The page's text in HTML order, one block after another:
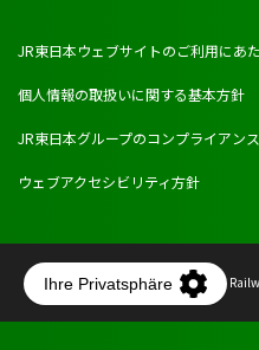
JR東日本ウェブサイトのご利用にあ
個人情報の取扱いに関する基本方針
JR東日本グループのコンプライアン
ウェブアクセシビリティ方針
Copyright © East Japan